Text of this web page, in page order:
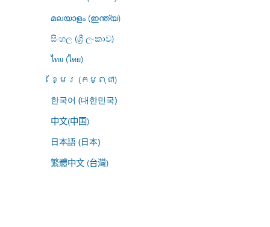
മലയാളം (ഇന്ത്യ)
සිංහල (ශ්‍රී ලංකාව)
ไทย (ไทย)
ខ្មែរ (កម្ពុជា)
한국어 (대한민국)
中文(中国)
日本語 (日本)
繁體中文 (台灣)